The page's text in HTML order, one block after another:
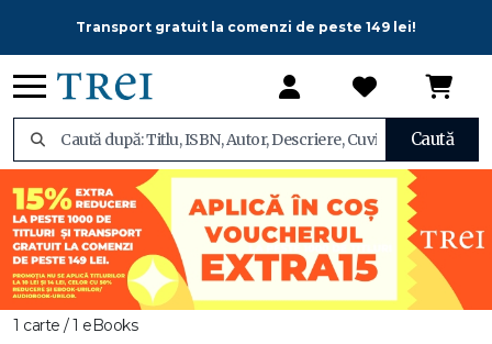
Transport gratuit la comenzi de peste 149 lei!
Caută
1 carte / 1 eBooks